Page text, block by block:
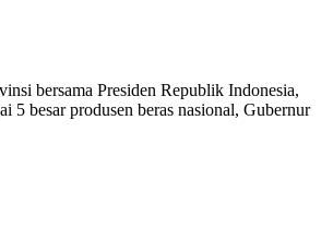
bersama Presiden Republik Indonesia,
5 besar produsen beras nasional, Gubernur